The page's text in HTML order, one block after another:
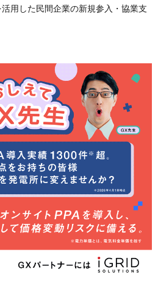
用した民間企業の新規参入・協業支